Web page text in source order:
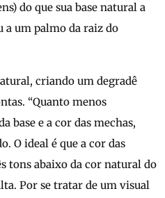
do que sua base natural a
a um palmo da raiz do
criando um degradê
“Quanto menos
base e a cor das mechas,
O ideal é que a cor das
tons abaixo da cor natural do
Por se tratar de um visual